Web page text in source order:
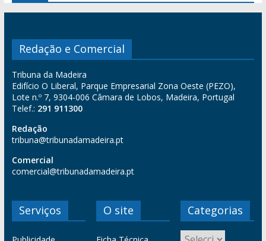
Redação e Comercial
Tribuna da Madeira
Edifício O Liberal, Parque Empresarial Zona Oeste (PEZO),
Lote n.º 7, 9304-006 Câmara de Lobos, Madeira, Portugal
Telef.: 291 911300
Redação
tribuna@tribunadamadeira.pt
Comercial
comercial@tribunadamadeira.pt
Serviços O site Categorias